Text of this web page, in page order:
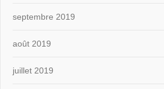
septembre 2019
août 2019
juillet 2019